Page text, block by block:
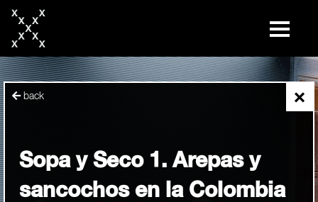
content
×
back
Sopa y Seco 1. Arepas y
sancochos en la Colombia